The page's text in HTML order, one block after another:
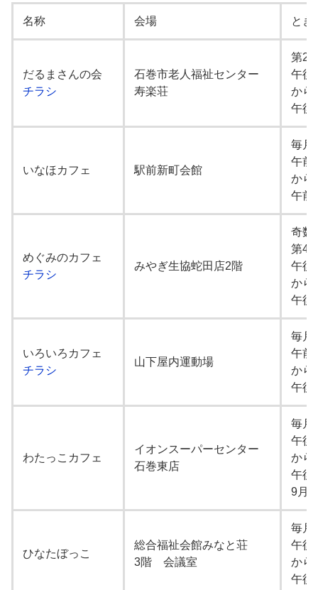
名称 会場 とき
だるまさんの会
チラシ
石巻市老人福祉センター
寿楽荘
第2
午後
から
午後
いなほカフェ 駅前新町会館
毎月
午前
から
午前
めぐみのカフェ
チラシ
みやぎ生協蛇田店2階
奇数
第4
午後
から
午後
いろいろカフェ
チラシ
山下屋内運動場
毎月
午前
から
午後
わたっこカフェ
イオンスーパーセンター
石巻東店
毎月
午後
から
午後
9月
ひなたぼっこ
総合福祉会館みなと荘
3階 会議室
毎月
午後
から
午後